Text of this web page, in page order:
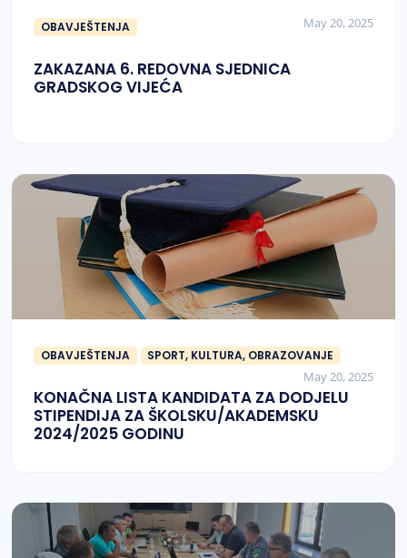
OBAVJEŠTENJA May 20, 2025
ZAKAZANA 6. REDOVNA SJEDNICA
GRADSKOG VIJEĆA
OBAVJEŠTENJA SPORT, KULTURA, OBRAZOVANJE
May 20, 2025
KONAČNA LISTA KANDIDATA ZA DODJELU
STIPENDIJA ZA ŠKOLSKU/AKADEMSKU
2024/2025 GODINU